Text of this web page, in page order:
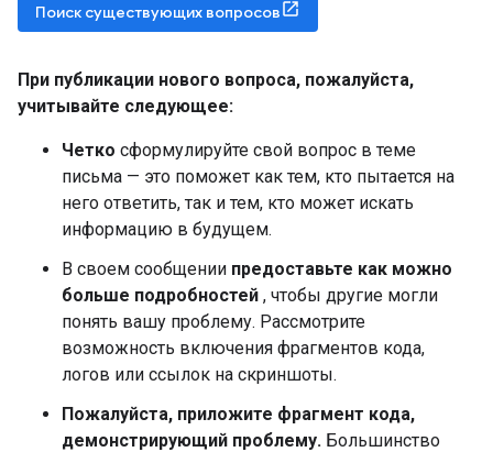
Поиск существующих вопросов
При публикации нового вопроса, пожалуйста,
учитывайте следующее:
Четко сформулируйте свой вопрос в теме
письма — это поможет как тем, кто пытается на
него ответить, так и тем, кто может искать
информацию в будущем.
В своем сообщении предоставьте как можно
больше подробностей , чтобы другие могли
понять вашу проблему. Рассмотрите
возможность включения фрагментов кода,
логов или ссылок на скриншоты.
Пожалуйста, приложите фрагмент кода,
демонстрирующий проблему. Большинство